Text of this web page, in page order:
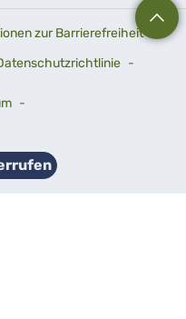
zur Barrierefreiheit-
-
-